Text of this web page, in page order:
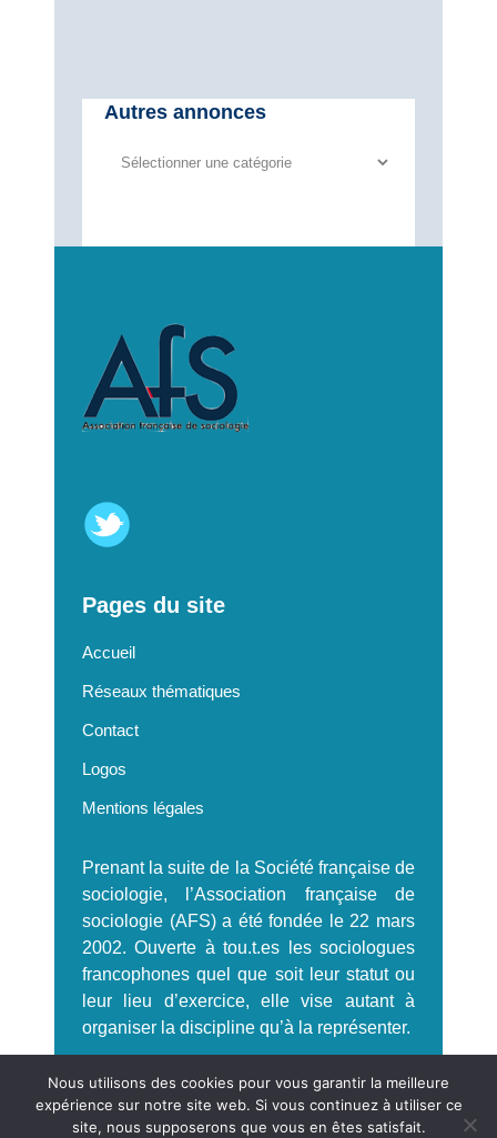
Autres annonces
Autres
Pages du site
Accueil
Réseaux thématiques
Contact
Logos
Mentions légales
Prenant la suite de la Société française de
sociologie, l’Association française de
sociologie (AFS) a été fondée le 22 mars
2002. Ouverte à tou.t.es les sociologues
francophones quel que soit leur statut ou
leur lieu d’exercice, elle vise autant à
organiser la discipline qu’à la représenter.
S'incrire à la Newsletter AFS
Nous utilisons des cookies pour vous garantir la meilleure
expérience sur notre site web. Si vous continuez à utiliser ce
site, nous supposerons que vous en êtes satisfait.